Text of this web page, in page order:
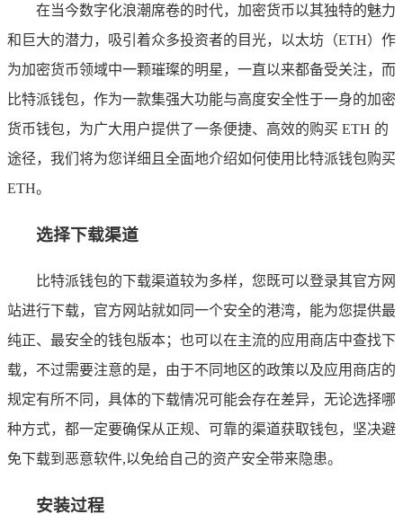
在当今数字化浪潮席卷的时代，加密货币以其独特的魅力
和巨大的潜力，吸引着众多投资者的目光，以太坊（ETH）作
为加密货币领域中一颗璀璨的明星，一直以来都备受关注，而
比特派钱包，作为一款集强大功能与高度安全性于一身的加密
货币钱包，为广大用户提供了一条便捷、高效的购买 ETH 的
途径，我们将为您详细且全面地介绍如何使用比特派钱包购买
ETH。
选择下载渠道
比特派钱包的下载渠道较为多样，您既可以登录其官方网
站进行下载，官方网站就如同一个安全的港湾，能为您提供最
纯正、最安全的钱包版本；也可以在主流的应用商店中查找下
载，不过需要注意的是，由于不同地区的政策以及应用商店的
规定有所不同，具体的下载情况可能会存在差异，无论选择哪
种方式，都一定要确保从正规、可靠的渠道获取钱包，坚决避
免下载到恶意软件,以免给自己的资产安全带来隐患。
安装过程